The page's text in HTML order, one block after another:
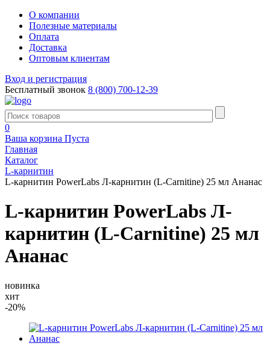
О компании
Полезные материалы
Оплата
Доставка
Оптовым клиентам
Вход и регистрация
Бесплатный звонок 8 (800) 700-12-39
0
Ваша корзина Пуста
Главная
Каталог
L-карнитин
L-карнитин PowerLabs Л-карнитин (L-Carnitine) 25 мл Ананас
L-карнитин PowerLabs Л-
карнитин (L-Carnitine) 25 мл
Ананас
новинка
хит
-20%